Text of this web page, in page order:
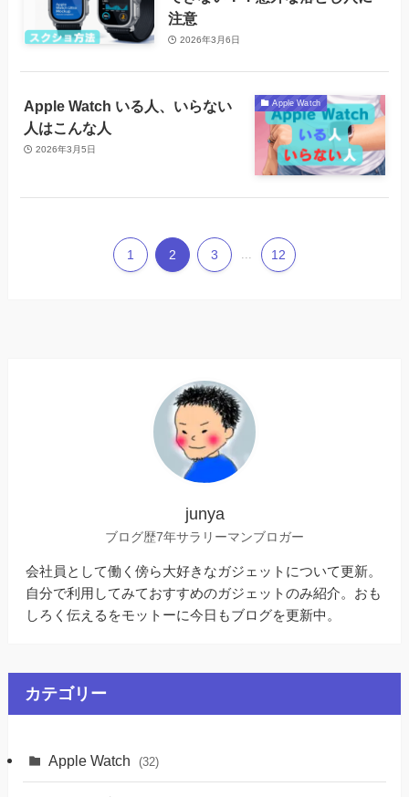
注意
2026年3月6日
Apple Watch
Apple Watch いる人、いらない
人はこんな人
2026年3月5日
1 2 3 12
junya
ブログ歴7年サラリーマンブロガー
会社員として働く傍ら大好きなガジェットについて更新。
自分で利用してみておすすめのガジェットのみ紹介。おも
しろく伝えるをモットーに今日もブログを更新中。
カテゴリー
Apple Watch (32)